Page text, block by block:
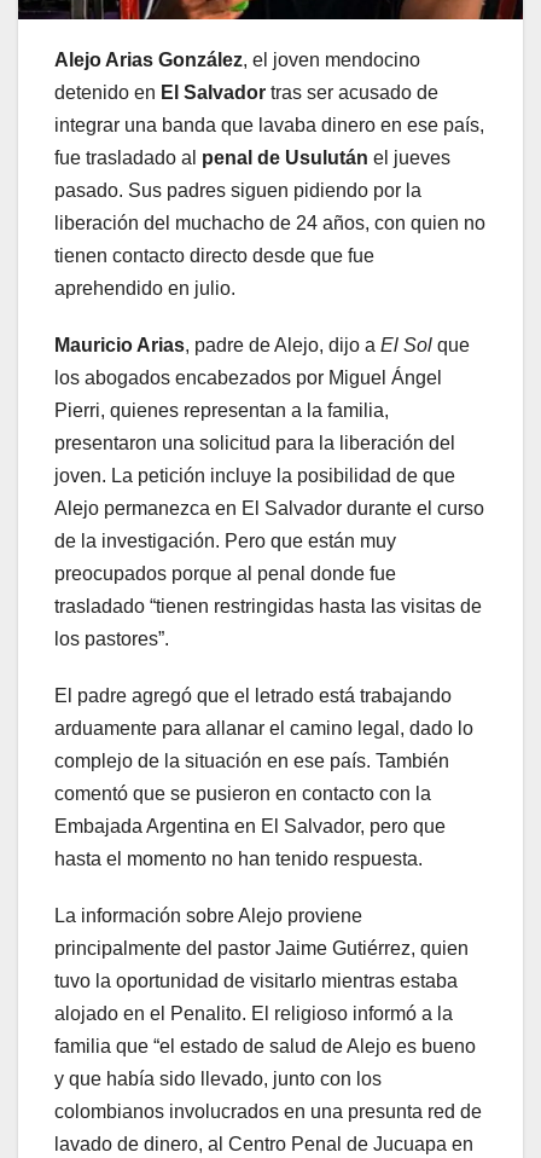
Alejo Arias González, el joven mendocino
detenido en El Salvador tras ser acusado de
integrar una banda que lavaba dinero en ese país,
fue trasladado al penal de Usulután el jueves
pasado. Sus padres siguen pidiendo por la
liberación del muchacho de 24 años, con quien no
tienen contacto directo desde que fue
aprehendido en julio.
Mauricio Arias, padre de Alejo, dijo a El Sol que
los abogados encabezados por Miguel Ángel
Pierri, quienes representan a la familia,
presentaron una solicitud para la liberación del
joven. La petición incluye la posibilidad de que
Alejo permanezca en El Salvador durante el curso
de la investigación. Pero que están muy
preocupados porque al penal donde fue
trasladado “tienen restringidas hasta las visitas de
los pastores”.
El padre agregó que el letrado está trabajando
arduamente para allanar el camino legal, dado lo
complejo de la situación en ese país. También
comentó que se pusieron en contacto con la
Embajada Argentina en El Salvador, pero que
hasta el momento no han tenido respuesta.
La información sobre Alejo proviene
principalmente del pastor Jaime Gutiérrez, quien
tuvo la oportunidad de visitarlo mientras estaba
alojado en el Penalito. El religioso informó a la
familia que “el estado de salud de Alejo es bueno
y que había sido llevado, junto con los
colombianos involucrados en una presunta red de
lavado de dinero, al Centro Penal de Jucuapa en